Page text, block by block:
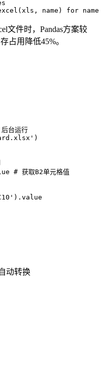
name) for name
文件时，Pandas方案较
占用降低45%。
台运行
获取B2单元格值
动转换